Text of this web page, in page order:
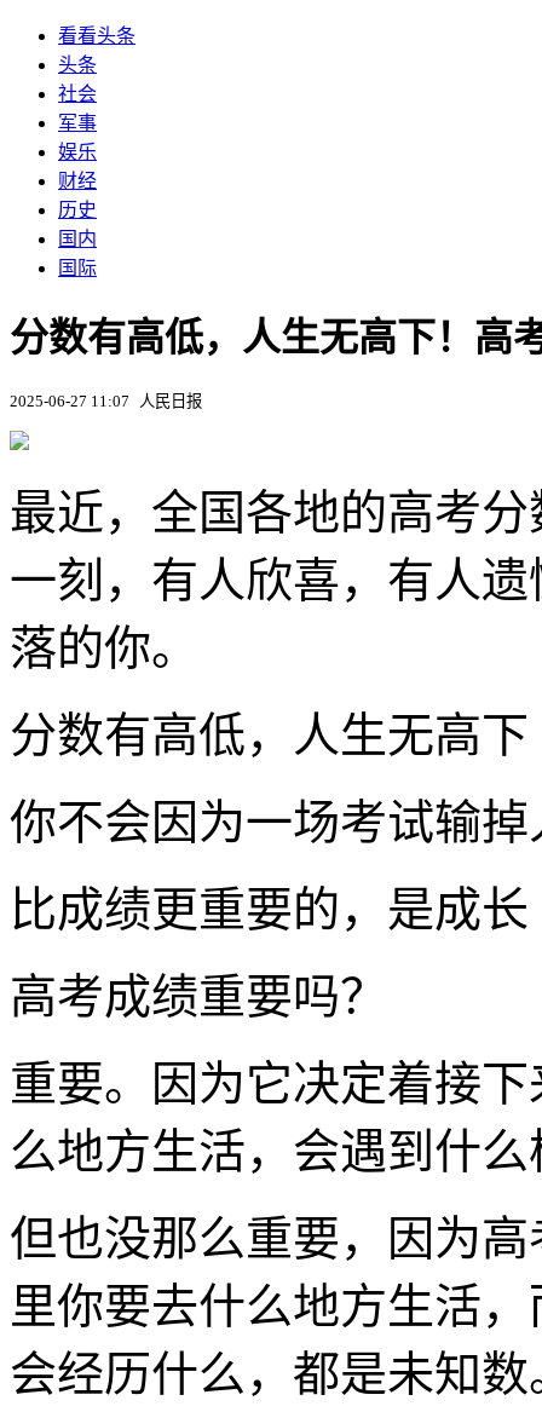
看看头条
头条
社会
军事
娱乐
财经
历史
国内
国际
分数有高低，人生无高下！高
2025-06-27 11:07 人民日报
最近，全国各地的高考
一刻，有人欣喜，有人
落的你。
分数有高低，人生无高下
你不会因为一场考试输掉
比成绩更重要的，是成长
高考成绩重要吗？
重要。因为它决定着接
么地方生活，会遇到什
但也没那么重要，因为
里你要去什么地方生活
会经历什么，都是未知数